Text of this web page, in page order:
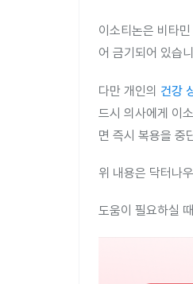
이소티논은 비타
어 금기되어 있습
다만 개인의 건강
드시 의사에게 이
면 즉시 복용을 중
위 내용은 닥터나
도움이 필요하실